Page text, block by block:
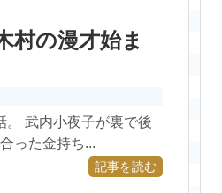
村の漫才始ま
。 武内小夜子が裏で後
った金持ち...
記事を読む